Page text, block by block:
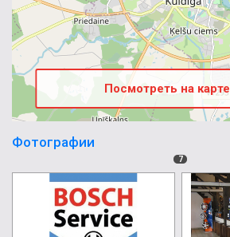
Посмотреть на карте
Фотографии
7